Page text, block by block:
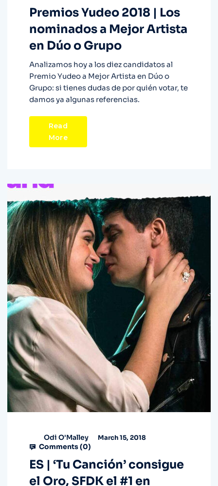
Premios Yudeo 2018 | Los
nominados a Mejor Artista
en Dúo o Grupo
Analizamos hoy a los diez candidatos al
Premio Yudeo a Mejor Artista en Dúo o
Grupo: si tienes dudas de por quién votar, te
damos ya algunas referencias.
Read
More
Odi O'Malley March 15, 2018
Comments (0)
ES | ‘Tu Canción’ consigue
el Oro, SFDK el #1 en